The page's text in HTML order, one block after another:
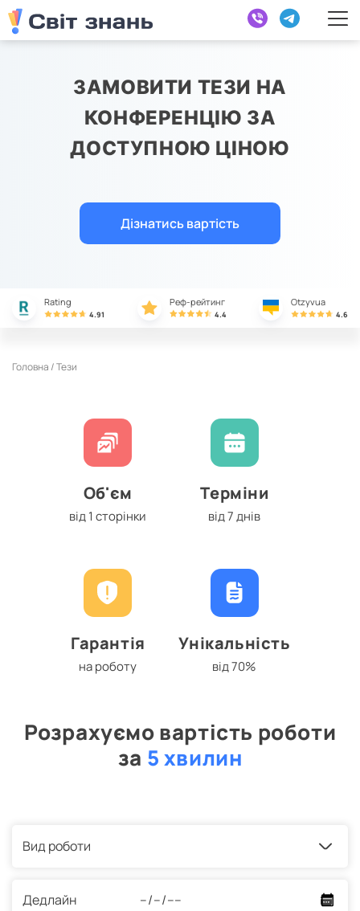
ЗАМОВИТИ ТЕЗИ НА
КОНФЕРЕНЦІЮ ЗА
ДОСТУПНОЮ ЦІНОЮ
Дізнатись вартість
Rating
4.91
Реф-рейтинг
4.4
Otzyvua
4.6
Головна /Тези
Об'єм
від 1 сторінки
Гарантія
на роботу
Терміни
від 7 днів
Унікальність
від 70%
Розрахуємо вартість роботи
за 5 хвилин